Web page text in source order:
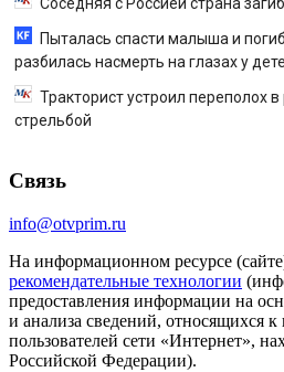
Пыталась спасти малыша и
разбилась насмерть на глазах у
Тракторист устроил переполох
стрельбой
Связь
info@otvprim.ru
На информационном ресурсе
рекомендательные технологии
предоставления информации на
и анализа сведений, относящихся
пользователей сети «Интернет»,
Российской Федерации).